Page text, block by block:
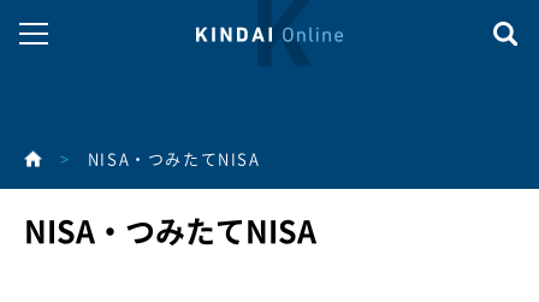
> NISA・つみたてNISA
NISA・つみたてNISA